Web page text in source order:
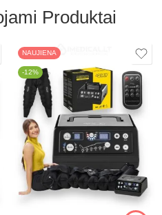
Produktai
NAUJIENA
-12%